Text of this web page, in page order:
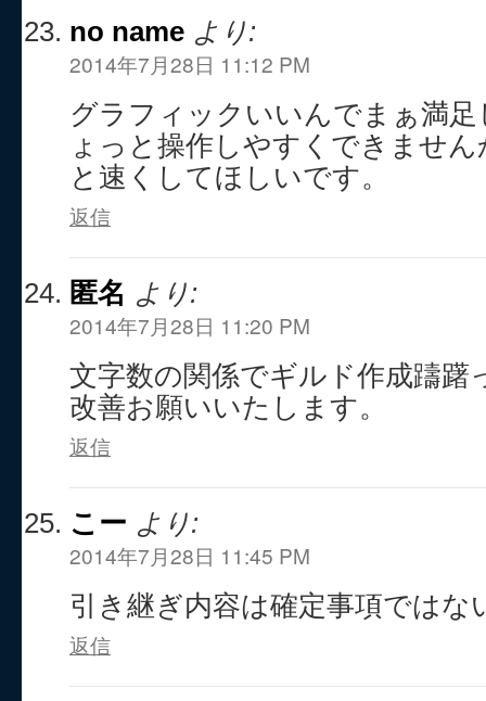
no name より:
2014年7月28日 11:12 PM
グラフィックいいんでまぁ満
ょっと操作しやすくできませ
と速くしてほしいです。
返信
匿名 より:
2014年7月28日 11:20 PM
文字数の関係でギルド作成躊躇
改善お願いいたします。
返信
こー より:
2014年7月28日 11:45 PM
引き継ぎ内容は確定事項ではな
返信